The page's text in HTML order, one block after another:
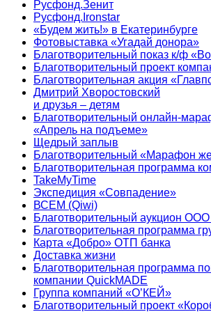
Русфонд.Зенит
Русфонд.Ironstar
«Будем жить!» в Екатеринбурге
Фотовыставка «Угадай донора»
Благотворительный показ к/ф
Благотворительный проект
Благотворительная акция
Дмитрий Хворостовский
и друзья – детям
Благотворительный
«Апрель на подъеме»
Щедрый заплыв
Благотворительный «Марафон
Благотворительная программа
TakeMyTime
Экспедиция «Совпадение»
ВСЕМ (Qiwi)
Благотворительный аукцион
Благотворительная программа
Карта «Добро» ОТП банка
Доставка жизни
Благотворительная программа
компании QuickMADE
Группа компаний «О’КЕЙ»
Благотворительный проект